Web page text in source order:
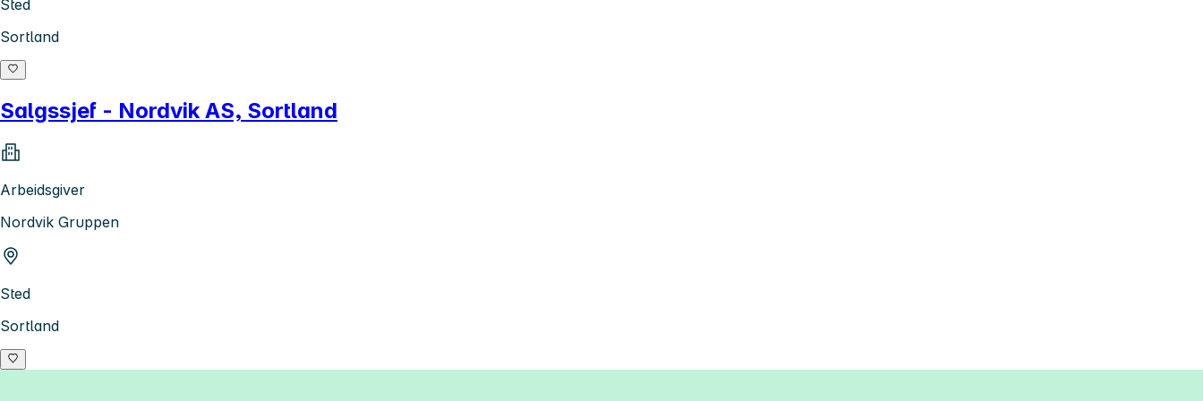
Sted
Sortland
Salgssjef - Nordvik AS, Sortland
Arbeidsgiver
Nordvik Gruppen
Sted
Sortland